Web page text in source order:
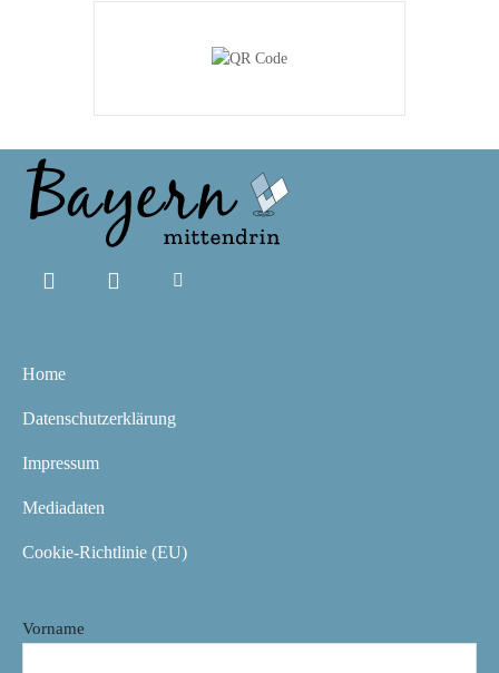
Home
Datenschutzerklärung
Impressum
Mediadaten
Cookie-Richtlinie (EU)
Vorname